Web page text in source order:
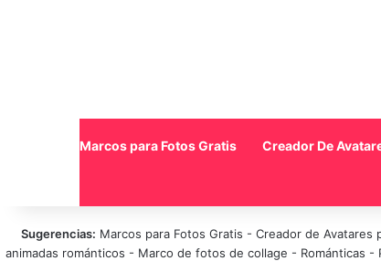
Marcos para Fotos Gratis Creador De
Sugerencias: Marcos para Fotos Gratis - Creador de Avatares
animadas románticos - Marco de fotos de collage - Románticas -